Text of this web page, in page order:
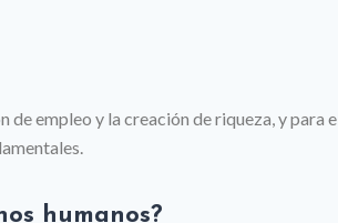
empleo y la creación de riqueza, y para
humanos?